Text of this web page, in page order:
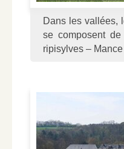
Dans les vallées,
se composent
ripisylves – Mance